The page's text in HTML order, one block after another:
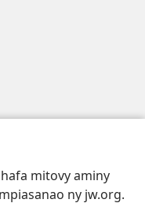
mitovy aminy
ny jw.org.